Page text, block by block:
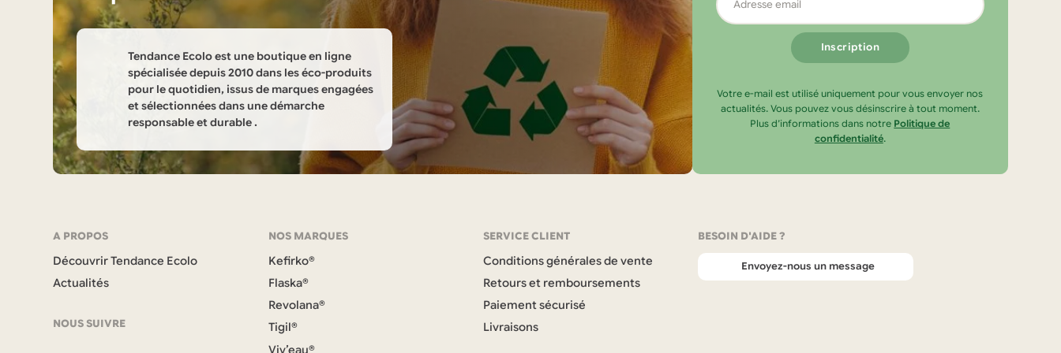
produit
Informations
la
boutique
Tendance
Ecolo
Tendance Ecolo est une boutique en ligne
spécialisée depuis 2010 dans les éco-produits
pour le quotidien, issus de marques engagées
et sélectionnées dans une démarche
responsable et durable .
email
Votre e-mail est utilisé uniquement pour vous envoyer nos
actualités. Vous pouvez vous désinscrire à tout moment.
Plus d’informations dans notre Politique de
confidentialité.
Navigation
A PROPOS
Découvrir Tendance Ecolo
Actualités
NOUS SUIVRE
NOS MARQUES
Kefirko®
Flaska®
Revolana®
Tigil®
Viv’eau®
SERVICE CLIENT
Conditions générales de vente
Retours et remboursements
Paiement sécurisé
Livraisons
BESOIN D'AIDE ?
Envoyez-nous un message